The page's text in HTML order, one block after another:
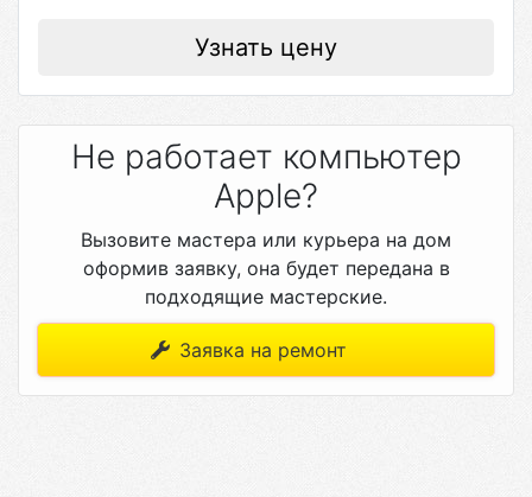
Узнать цену
Не работает компьютер
Apple?
Вызовите мастера или курьера на дом
оформив заявку, она будет передана в
подходящие мастерские.
Заявка на ремонт